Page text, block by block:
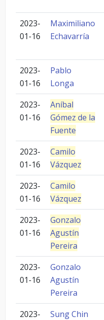
2023-
01-16
Maximiliano
Echavarría
2023-
01-16
Pablo
Longa
2023-
01-16
Aníbal
Gómez de la
Fuente
2023-
01-16
Camilo
Vázquez
2023-
01-16
Camilo
Vázquez
2023-
01-16
Gonzalo
Agustín
Pereira
2023-
01-16
Gonzalo
Agustín
Pereira
2023-
Sung Chin